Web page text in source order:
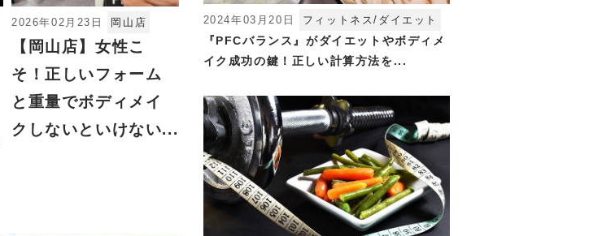
2026年02月23日 岡山店
【岡山店】女性こ
そ！正しいフォーム
と重量でボディメイ
クしないといけない...
2024年03月20日 フィットネス/ダイエット
『PFCバランス』がダイエットやボディメ
イク成功の鍵！正しい計算方法を...